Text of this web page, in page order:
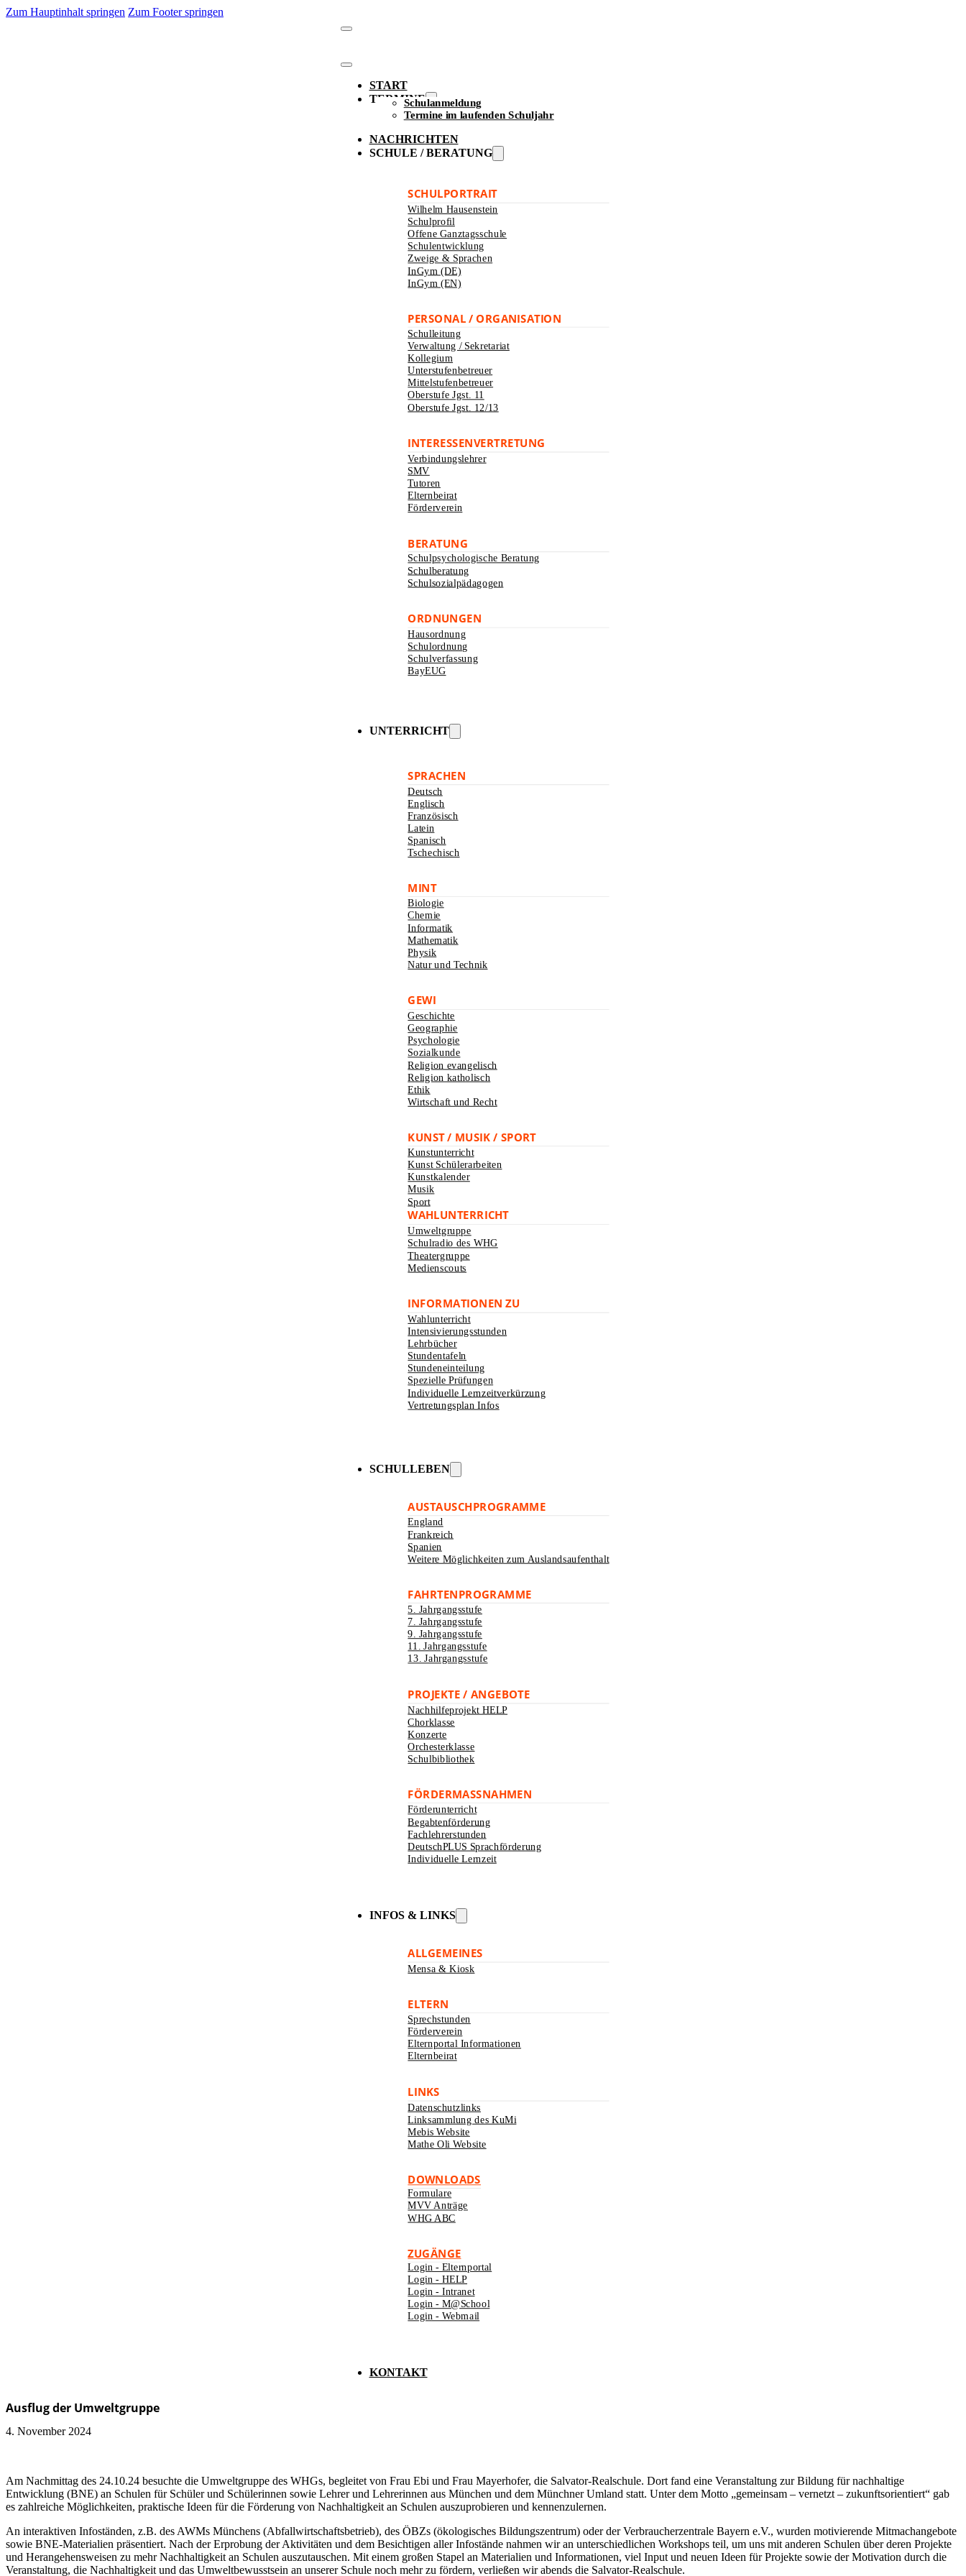
Zum Hauptinhalt springen Zum Footer springen
START
TERMINESchulanmeldung
Termine im laufenden Schuljahr
NACHRICHTEN
SCHULE / BERATUNG
SCHULPORTRAIT
Wilhelm Hausenstein
Schulprofil
Offene Ganztagsschule
Schulentwicklung
Zweige & Sprachen
InGym (DE)
InGym (EN)
PERSONAL / ORGANISATION
Schulleitung
Verwaltung / Sekretariat
Kollegium
Unterstufenbetreuer
Mittelstufenbetreuer
Oberstufe Jgst. 11
Oberstufe Jgst. 12/13
INTERESSENVERTRETUNG
Verbindungslehrer
SMV
Tutoren
Elternbeirat
Förderverein
BERATUNG
Schulpsychologische Beratung
Schulberatung
Schulsozialpädagogen
ORDNUNGEN
Hausordnung
Schulordnung
Schulverfassung
BayEUG
UNTERRICHT
SPRACHEN
Deutsch
Englisch
Französisch
Latein
Spanisch
Tschechisch
MINT
Biologie
Chemie
Informatik
Mathematik
Physik
Natur und Technik
GEWI
Geschichte
Geographie
Psychologie
Sozialkunde
Religion evangelisch
Religion katholisch
Ethik
Wirtschaft und Recht
KUNST / MUSIK / SPORT
Kunstunterricht
Kunst Schülerarbeiten
Kunstkalender
Musik
Sport
WAHLUNTERRICHT
Umweltgruppe
Schulradio des WHG
Theatergruppe
Medienscouts
INFORMATIONEN ZU
Wahlunterricht
Intensivierungsstunden
Lehrbücher
Stundentafeln
Stundeneinteilung
Spezielle Prüfungen
Individuelle Lernzeitverkürzung
Vertretungsplan Infos
SCHULLEBEN
AUSTAUSCHPROGRAMME
England
Frankreich
Spanien
Weitere Möglichkeiten zum Auslandsaufenthalt
FAHRTENPROGRAMME
5. Jahrgangsstufe
7. Jahrgangsstufe
9. Jahrgangsstufe
11. Jahrgangsstufe
13. Jahrgangsstufe
PROJEKTE / ANGEBOTE
Nachhilfeprojekt HELP
Chorklasse
Konzerte
Orchesterklasse
Schulbibliothek
FÖRDERMASSNAHMEN
Förderunterricht
Begabtenförderung
Fachlehrerstunden
DeutschPLUS Sprachförderung
Individuelle Lernzeit
INFOS & LINKS
ALLGEMEINES
Mensa & Kiosk
ELTERN
Sprechstunden
Förderverein
Elternportal Informationen
Elternbeirat
LINKS
Datenschutzlinks
Linksammlung des KuMi
Mebis Website
Mathe Oli Website
DOWNLOADS
Formulare
MVV Anträge
WHG ABC
ZUGÄNGE
Login - Elternportal
Login - HELP
Login - Intranet
Login - M@School
Login - Webmail
KONTAKT
Ausflug der Umweltgruppe
4. November 2024
Am Nachmittag des 24.10.24 besuchte die Umweltgruppe des WHGs, begleitet von Frau Ebi und Frau Mayerhofer, die Salvator-Realschule. Dort fand eine Veranstaltung zur Bildung für nachhaltige
Entwicklung (BNE) an Schulen für Schüler und Schülerinnen sowie Lehrer und Lehrerinnen aus München und dem Münchner Umland statt. Unter dem Motto „gemeinsam – vernetzt – zukunftsorientiert“ gab
es zahlreiche Möglichkeiten, praktische Ideen für die Förderung von Nachhaltigkeit an Schulen auszuprobieren und kennenzulernen.
An interaktiven Infoständen, z.B. des AWMs Münchens (Abfallwirtschaftsbetrieb), des ÖBZs (ökologisches Bildungszentrum) oder der Verbraucherzentrale Bayern e.V., wurden motivierende Mitmachangebote
sowie BNE-Materialien präsentiert. Nach der Erprobung der Aktivitäten und dem Besichtigen aller Infostände nahmen wir an unterschiedlichen Workshops teil, um uns mit anderen Schulen über deren Projekte
und Herangehensweisen zu mehr Nachhaltigkeit an Schulen auszutauschen. Mit einem großen Stapel an Materialien und Informationen, viel Input und neuen Ideen für Projekte sowie der Motivation durch die
Veranstaltung, die Nachhaltigkeit und das Umweltbewusstsein an unserer Schule noch mehr zu fördern, verließen wir abends die Salvator-Realschule.